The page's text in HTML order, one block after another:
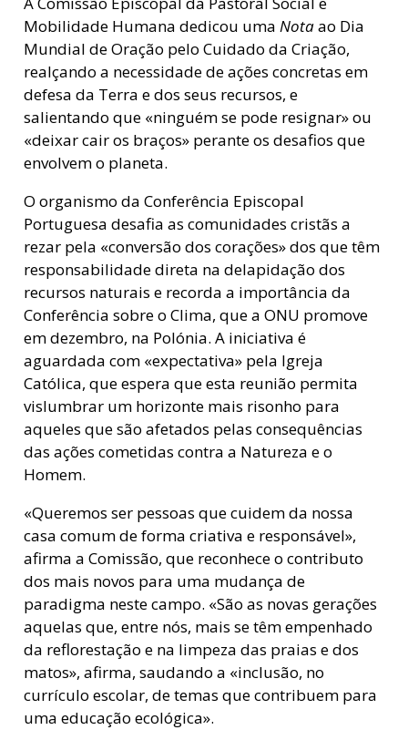
Mobilidade Humana dedicou uma Notaao Dia
Mundial de Oração pelo Cuidado da Criação,
realçando a necessidade de ações concretas em
defesa da Terra e dos seus recursos, e
salientando que «ninguém se pode resignar» ou
«deixar cair os braços» perante os desafios que
envolvem o planeta.
O organismo da Conferência Episcopal
Portuguesa desafia as comunidades cristãs a
rezar pela «conversão dos corações» dos que têm
responsabilidade direta na delapidação dos
recursos naturais e recorda a importância da
Conferência sobre o Clima, que a ONU promove
em dezembro, na Polónia. A iniciativa é
aguardada com «expectativa» pela Igreja
Católica, que espera que esta reunião permita
vislumbrar um horizonte mais risonho para
aqueles que são afetados pelas consequências
das ações cometidas contra a Natureza e o
Homem.
«Queremos ser pessoas que cuidem da nossa
casa comum de forma criativa e responsável»,
afirma a Comissão, que reconhece o contributo
dos mais novos para uma mudança de
paradigma neste campo. «São as novas gerações
aquelas que, entre nós, mais se têm empenhado
da reflorestação e na limpeza das praias e dos
matos», afirma, saudando a «inclusão, no
currículo escolar, de temas que contribuem para
uma educação ecológica».